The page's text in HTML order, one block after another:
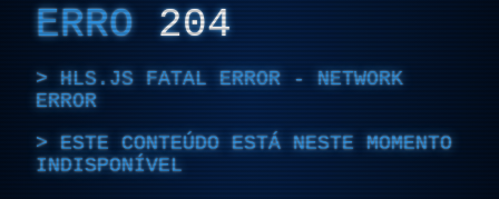
ERRO 204
HLS.JS FATAL ERROR - NETWORK
ERROR
ESTE CONTEÚDO ESTÁ NESTE MOMENTO
INDISPONÍVEL